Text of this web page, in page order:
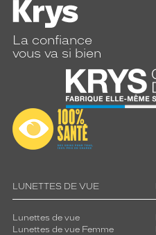
La confiance
vous va si bien
LUNETTES DE VUE
Lunettes de vue
Lunettes de vue Femme